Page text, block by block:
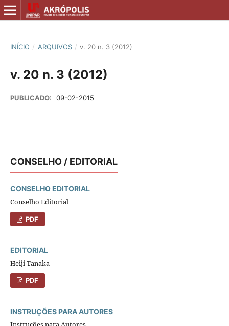
INÍCIO / ARQUIVOS / v. 20 n. 3 (2012)
v. 20 n. 3 (2012)
PUBLICADO: 09-02-2015
CONSELHO / EDITORIAL
CONSELHO EDITORIAL
Conselho Editorial
PDF
EDITORIAL
Heiji Tanaka
PDF
INSTRUÇÕES PARA AUTORES